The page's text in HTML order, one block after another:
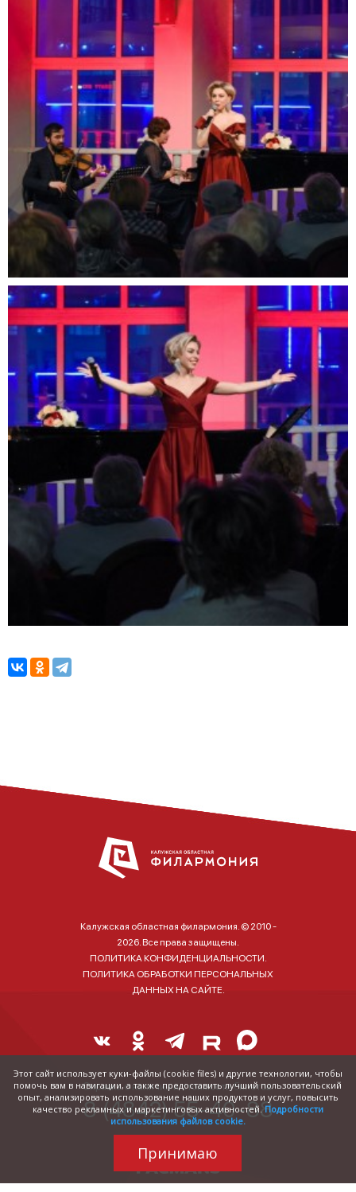
Калужская областная филармония. © 2010 -
2026. Все права защищены.
ПОЛИТИКА КОНФИДЕНЦИАЛЬНОСТИ.
ПОЛИТИКА ОБРАБОТКИ ПЕРСОНАЛЬНЫХ
ДАННЫХ НА САЙТЕ.
Справка о наличии и стоимости билетов:
8 (4842) 55-40-88
Этот сайт использует куки-файлы (cookie files) и другие технологии, чтобы
помочь вам в навигации, а также предоставить лучший пользовательский
опыт, анализировать использование наших продуктов и услуг, повысить
качество рекламных и маркетинговых активностей. Подробности
использования файлов cookie.
Принимаю